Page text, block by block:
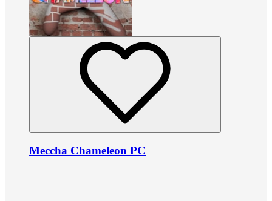
Meccha Chameleon PC